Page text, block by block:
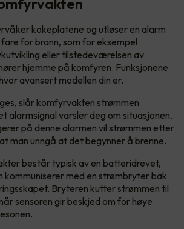
kokeplatene og utløser en alarm
for brann, som for eksempel
eller tilstedeværelsen av
hjemme på komfyren. Funksjonene
avansert modellen din er.
slår komfyrvakten strømmen
alarmsignal varsler deg om situasjonen.
på denne alarmen vil strømmen etter
man unngå at det begynner å brenne.
består typisk av en batteridrevet,
kommuniserer med en strømbryter bak
Bryteren kutter strømmen til
sensoren gir beskjed om for høye